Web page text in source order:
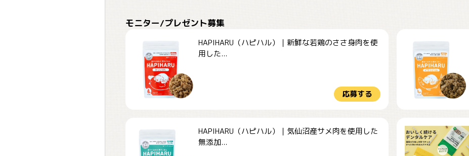
モニター/プレゼント募集
HAPIHARU（ハピハル）｜新鮮な若鶏のささ身肉を使
用した...
応募する
HAPIHARU（ハピハル）｜気仙沼産サメ肉を使用した
無添加...